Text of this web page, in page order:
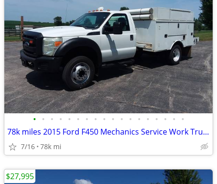
• • • • • • • • • • • • • • • • • •
78k miles 2015 Ford F450 Mechanics Service Work Truck
7/16 78k mi
$27,995